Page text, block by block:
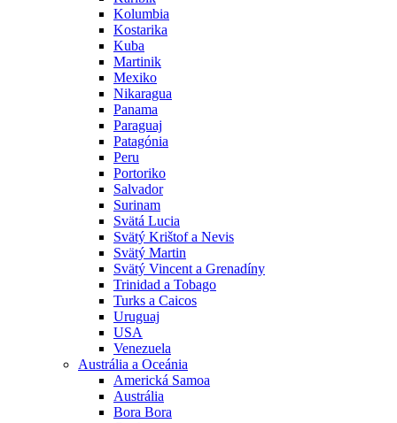
Kolumbia
Kostarika
Kuba
Martinik
Mexiko
Nikaragua
Panama
Paraguaj
Patagónia
Peru
Portoriko
Salvador
Surinam
Svätá Lucia
Svätý Krištof a Nevis
Svätý Martin
Svätý Vincent a Grenadíny
Trinidad a Tobago
Turks a Caicos
Uruguaj
USA
Venezuela
Austrália a Oceánia
Americká Samoa
Austrália
Bora Bora